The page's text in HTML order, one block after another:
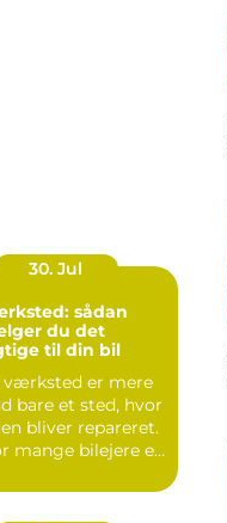
30. Jul
sådan
du det
til din bil
værksted er mere
bare et sted, hvor
bliver repareret.
mange bilejere er